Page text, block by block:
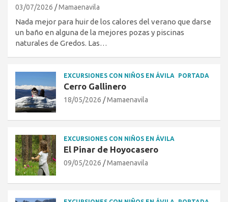
03/07/2026 Mamaenavila
Nada mejor para huir de los calores del verano que darse
un baño en alguna de la mejores pozas y piscinas
naturales de Gredos. Las…
EXCURSIONES CON NIÑOS EN ÁVILA PORTADA
Cerro Gallinero
18/05/2026 Mamaenavila
EXCURSIONES CON NIÑOS EN ÁVILA
El Pinar de Hoyocasero
09/05/2026 Mamaenavila